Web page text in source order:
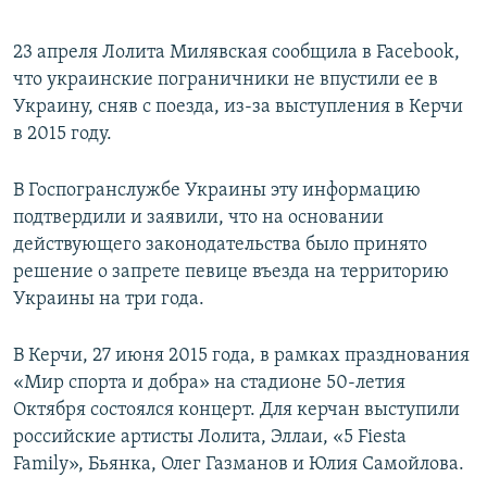
23 апреля Лолита Милявская сообщила в Faсebook,
что украинские пограничники не впустили ее в
Украину, сняв с поезда, из-за выступления в Керчи
в 2015 году.
В Госпогранслужбе Украины эту информацию
подтвердили и заявили, что на основании
действующего законодательства было принято
решение о запрете певице въезда на территорию
Украины на три года.
В Керчи, 27 июня 2015 года, в рамках празднования
«Мир спорта и добра» на стадионе 50-летия
Октября состоялся концерт. Для керчан выступили
российские артисты Лолита, Эллаи, «5 Fiesta
Family», Бьянка, Олег Газманов и Юлия Самойлова.